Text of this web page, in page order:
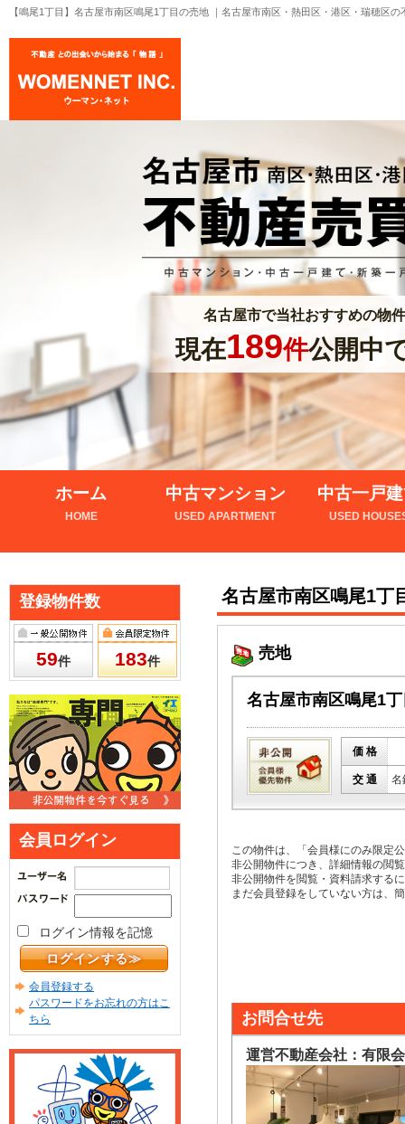
【鳴尾1丁目】名古屋市南区鳴尾1丁目の売地 ｜名古屋市南区・熱田区・港区・瑞穂区
名古屋市で当社おすすめの物
現在189件公開中
ホーム
HOME
中古マンション
USED APARTMENT
中古一戸
USED
名古屋市南区鳴尾1丁
売地
名古屋市南区鳴尾1
価 格
交 通 名
この物件は、「会員様にのみ限定
非公開物件につき、詳細情報の閲
非公開物件を閲覧・資料請求する
まだ会員登録をしていない方は、
お問合せ先
運営不動産会社：有限
登録物件数
59件 183件
会員ログイン
ログイン情報を記憶
会員登録する
パスワードをお忘れの方はこ
ちら